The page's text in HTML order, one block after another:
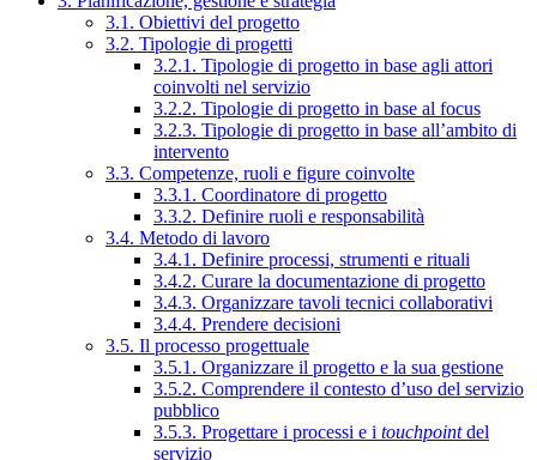
3.1. Obiettivi del progetto
3.2. Tipologie di progetti
3.2.1. Tipologie di progetto in base agli attori
coinvolti nel servizio
3.2.2. Tipologie di progetto in base al focus
3.2.3. Tipologie di progetto in base all’ambito di
intervento
3.3. Competenze, ruoli e figure coinvolte
3.3.1. Coordinatore di progetto
3.3.2. Definire ruoli e responsabilità
3.4. Metodo di lavoro
3.4.1. Definire processi, strumenti e rituali
3.4.2. Curare la documentazione di progetto
3.4.3. Organizzare tavoli tecnici collaborativi
3.4.4. Prendere decisioni
3.5. Il processo progettuale
3.5.1. Organizzare il progetto e la sua gestione
3.5.2. Comprendere il contesto d’uso del servizio
pubblico
3.5.3. Progettare i processi e i touchpointdel
servizio